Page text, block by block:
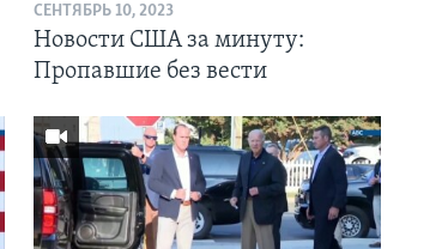
СЕНТЯБРЬ 10, 2023
Новости США за минуту:
Пропавшие без вести